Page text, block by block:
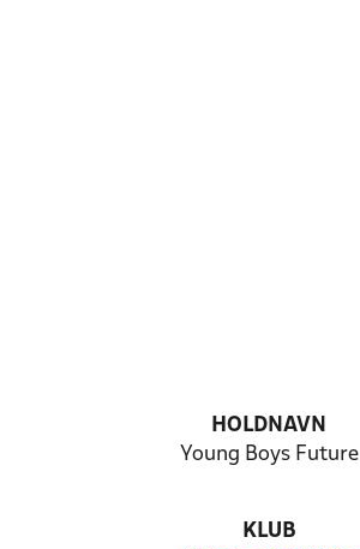
HOLDNAVN
Young Boys Future
KLUB